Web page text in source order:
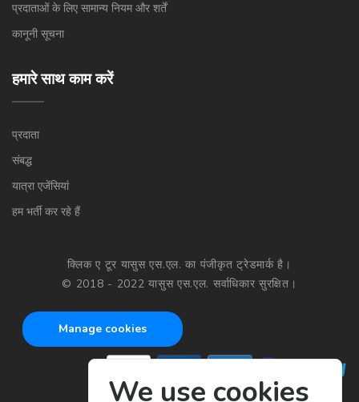
प्रदाताओं के लिए सामान्य नियम और शर्तें
कानूनी सूचना
हमारे साथ काम करें
प्रदाता
संबद्ध
यात्रा एजेंसियां
हम भर्ती कर रहे हैं
क्लिक ए टूर यासुस एस.एल. का पंजीकृत ट्रेडमार्क है।
© 2018 - 2022 यासुस एस.एल. सर्वाधिकार सुरक्षित।
Manage cookies
We use cookies